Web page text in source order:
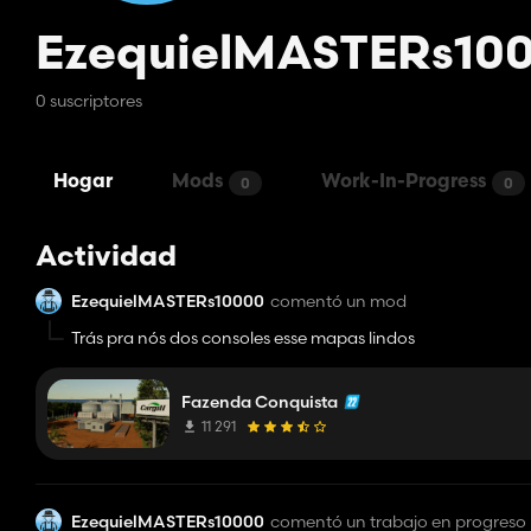
0 suscriptores
Hogar Mods 0 Work-In-Progress 0
Actividad
EzequielMASTERs10000 comentó un mod
Trás pra nós dos consoles esse mapas lindos
Fazenda Conquista
11 291
EzequielMASTERs10000 comentó un trabajo en progreso